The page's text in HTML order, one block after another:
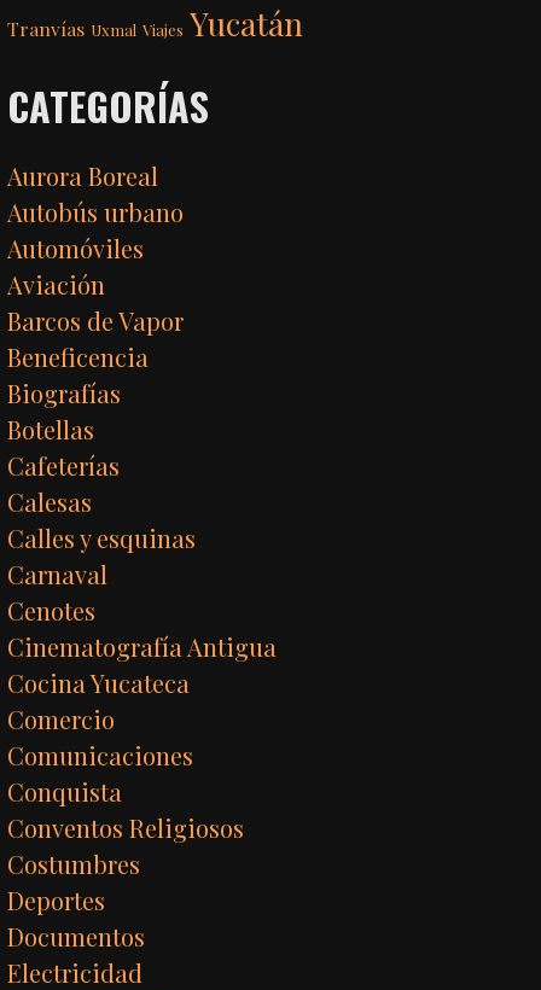
Tranvías Uxmal Viajes Yucatán
CATEGORÍAS
Aurora Boreal
Autobús urbano
Automóviles
Aviación
Barcos de Vapor
Beneficencia
Biografías
Botellas
Cafeterías
Calesas
Calles y esquinas
Carnaval
Cenotes
Cinematografía Antigua
Cocina Yucateca
Comercio
Comunicaciones
Conquista
Conventos Religiosos
Costumbres
Deportes
Documentos
Electricidad